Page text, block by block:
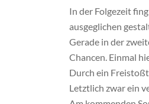
In der Folgezeit
ausgeglichen
Gerade in der
Chancen. Einmal
Durch ein
Letztlich zwar ein